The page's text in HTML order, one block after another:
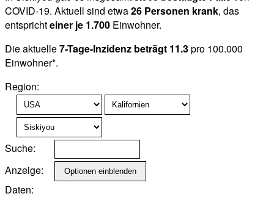
COVID-19. Aktuell sind etwa26 Personen krank, das
entsprichteiner je 1.700 Einwohner.
Die aktuelle7-Tage-Inzidenz beträgt 11.3pro 100.000
Einwohner*.
Region:
Suche:
Anzeige:
Daten: